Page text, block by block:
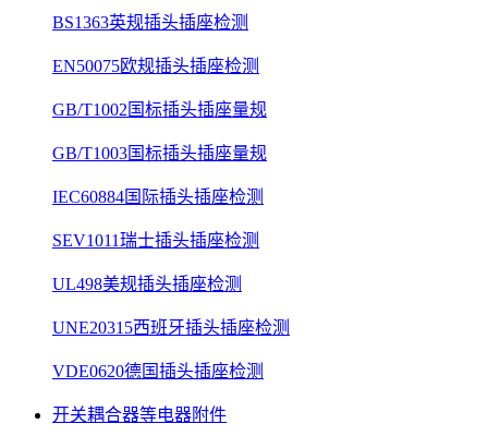
BS1363英规插头插座检测
EN50075欧规插头插座检测
GB/T1002国标插头插座量规
GB/T1003国标插头插座量规
IEC60884国际插头插座检测
SEV1011瑞士插头插座检测
UL498美规插头插座检测
UNE20315西班牙插头插座检测
VDE0620德国插头插座检测
开关耦合器等电器附件